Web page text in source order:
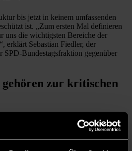
bis jetzt in keinem umfassenden
ist. „Zum ersten Mal definieren
uns die wichtigsten Bereiche der
erklärt Sebastian Fiedler, der
SPD-Bundestagsfraktion gegenüber
zur kritischen
Bereiche, deren Funktionieren von
sind und deren